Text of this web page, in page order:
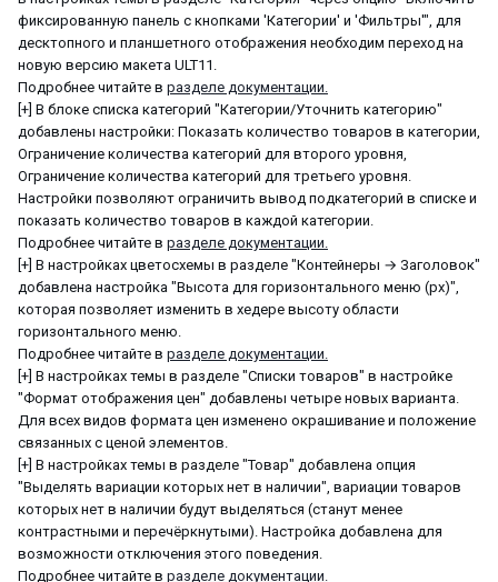
фиксированную панель с кнопками 'Категории' и 'Фильтры'", для
десктопного и планшетного отображения необходим переход на
новую версию макета ULT11.
Подробнее читайте в разделе документации.
[+] В блоке списка категорий "Категории/Уточнить категорию"
добавлены настройки: Показать количество товаров в категории,
Ограничение количества категорий для второго уровня,
Ограничение количества категорий для третьего уровня.
Настройки позволяют ограничить вывод подкатегорий в списке и
показать количество товаров в каждой категории.
Подробнее читайте в разделе документации.
[+] В настройках цветосхемы в разделе "Контейнеры → Заголовок"
добавлена настройка "Высота для горизонтального меню (px)",
которая позволяет изменить в хедере высоту области
горизонтального меню.
Подробнее читайте в разделе документации.
[+] В настройках темы в разделе "Списки товаров" в настройке
"Формат отображения цен" добавлены четыре новых варианта.
Для всех видов формата цен изменено окрашивание и положение
связанных с ценой элементов.
[+] В настройках темы в разделе "Товар" добавлена опция
"Выделять вариации которых нет в наличии", вариации товаров
которых нет в наличии будут выделяться (станут менее
контрастными и перечёркнутыми). Настройка добавлена для
возможности отключения этого поведения.
Подробнее читайте в разделе документации.